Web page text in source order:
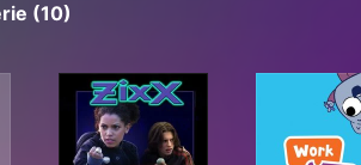
(10)